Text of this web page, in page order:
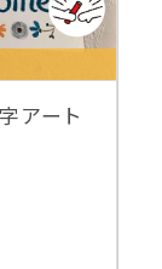
アート